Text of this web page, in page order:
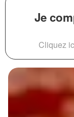
Je
Cliquez